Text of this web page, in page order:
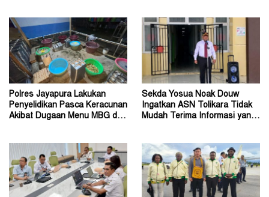
Polres Jayapura Lakukan
Penyelidikan Pasca Keracunan
Akibat Dugaan Menu MBG di
Sekda Yosua Noak Douw
Ingatkan ASN Tolikara Tidak
Mudah Terima Informasi yang